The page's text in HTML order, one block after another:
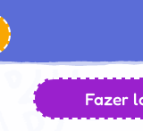
Fazer